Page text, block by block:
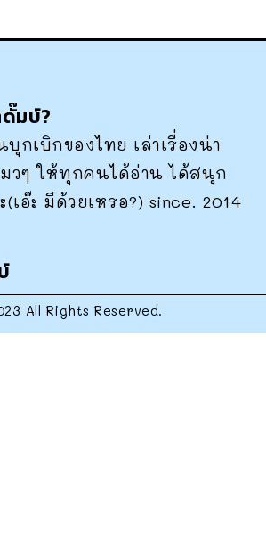
มบ์?
บุกเบิกของไทย เล่าเรื่องน่า
วๆ ให้ทุกคนได้อ่าน ได้สนุก
(เอ๊ะ มีด้วยเหรอ?) since. 2014
All Rights Reserved.